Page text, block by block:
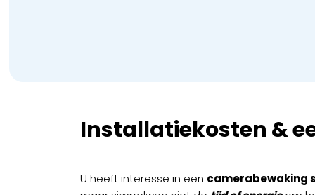
Installatiekosten &
U heeft interesse in een camerabewaking